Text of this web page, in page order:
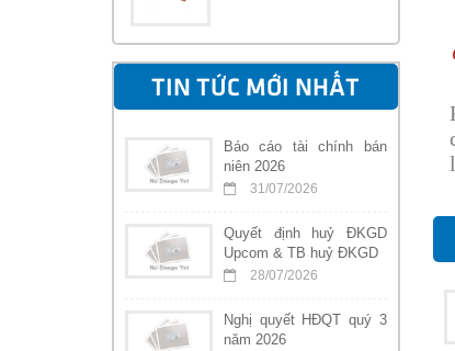
TIN TỨC MỚI NHẤT
Báo cáo tài chính bán
niên 2026
31/07/2026
Quyết định huỷ ĐKGD
Upcom & TB huỷ ĐKGD
28/07/2026
Nghị quyết HĐQT quý 3
năm 2026